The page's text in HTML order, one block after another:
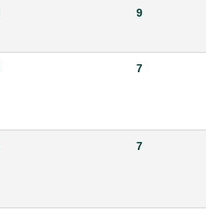
9
7
7